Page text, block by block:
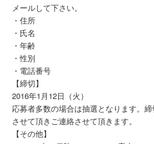
メールして下さい。
・住所
・氏名
・年齢
・性別
・電話番号
【締切】
2016年1月12日（火）
応募者多数の場合は抽選となります。
させて頂きご連絡させて頂きます。
【その他】